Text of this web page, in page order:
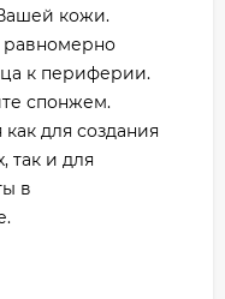
кожи.
равномерно
к периферии.
спонжем.
для создания
так и для
в